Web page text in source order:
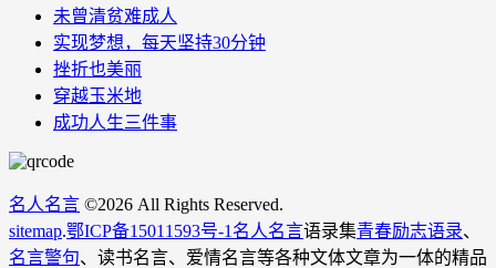
未曾清贫难成人
实现梦想，每天坚持30分钟
挫折也美丽
穿越玉米地
成功人生三件事
名人名言 ©2026 All Rights Reserved.
sitemap.鄂ICP备15011593号-1 名人名言语录集青春励志语录、
名言警句、读书名言、爱情名言等各种文体文章为一体的精品